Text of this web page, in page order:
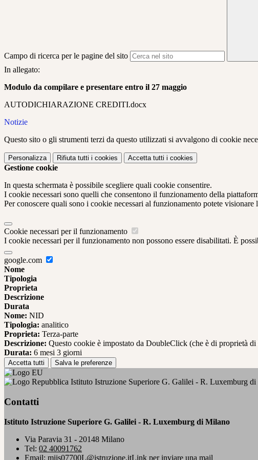
Campo di ricerca per le pagine del sito
In allegato:
Modulo da compilare e presentare entro il 27 maggio
AUTODICHIARAZIONE CREDITI.docx
Notizie
Questo sito o gli strumenti terzi da questo utilizzati si avvalgono di cookie
Personalizza Rifiuta tutti i cookies Accetta tutti i cookies
Gestione cookie
In questa schermata è possibile scegliere quali cookie consentire.
I cookie necessari sono quelli che consentono il funzionamento della
Per conoscere quali sono i cookie necessari al funzionamento potete visionare
Cookie necessari per il funzionamento
I cookie necessari per il funzionamento non possono essere disabilitati. È
google.com
Nome
Tipologia
Proprieta
Descrizione
Durata
Nome: NID
Tipologia: analitico
Proprieta: Terza-parte
Descrizione: Questo cookie è impostato da DoubleClick (che è di proprietà
Durata: 6 mesi 3 giorni
Accetta tutti Salva le preferenze
Istituto Istruzione Superiore G. Galilei - R. Luxemburg
Contatti
Istituto Istruzione Superiore G. Galilei - R. Luxemburg di Milano
Via Paravia 31 - 20148 Milano
Tel: 02 40091762
Email: miis07700L@istruzione.itLink per inviare una mail